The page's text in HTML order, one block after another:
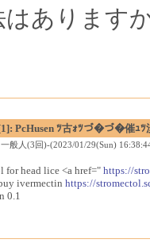
はあります
PcHusen ﾂ古ｫﾂづ�づ�催ｭ
一般人(3回)-(2023/01/29(Sun)
for head lice <a href=" https://
ivermectin https://
0.1